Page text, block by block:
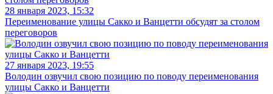
28 января 2023, 15:32
Переименование улицы Сакко и Ванцетти обсудят за столом
переговоров
27 января 2023, 19:55
Володин озвучил свою позицию по поводу переименования
улицы Сакко и Ванцетти